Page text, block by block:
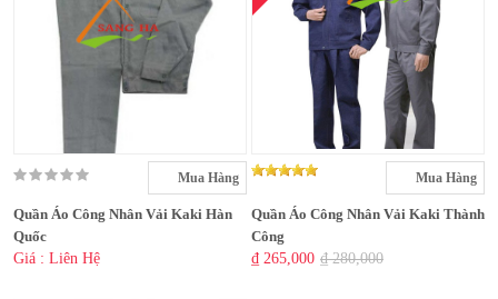
Mua Hàng
Quần Áo Công Nhân Vải Kaki Hàn
Quốc
Giá : Liên Hệ
Mua Hàng
Quần Áo Công Nhân Vải Kaki Thành
Công
₫ 265,000 ₫ 280,000